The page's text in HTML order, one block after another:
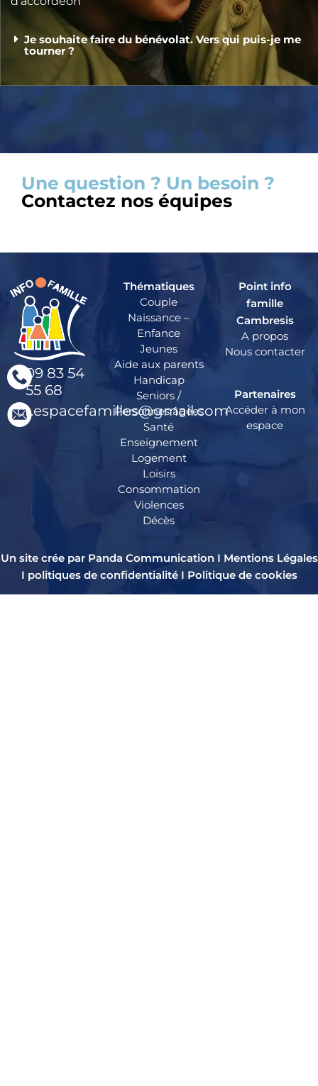
Je souhaite faire du bénévolat. Vers qui puis-je me
tourner ?
Une question ? Un besoin ?
Contactez nos équipes
09 83 54
55 68
cr.espacefamilles@gmail.com
Thématiques
Couple
Naissance –
Enfance
Jeunes
Aide aux parents
Handicap
Seniors /
Personnes âgées
Santé
Enseignement
Logement
Loisirs
Consommation
Violences
Décès
Point info
famille
Cambresis
A propos
Nous contacter
Partenaires
Accéder à mon
espace
Un site crée par Panda Communication I Mentions Légales
I politiques de confidentialitéI Politique de cookies